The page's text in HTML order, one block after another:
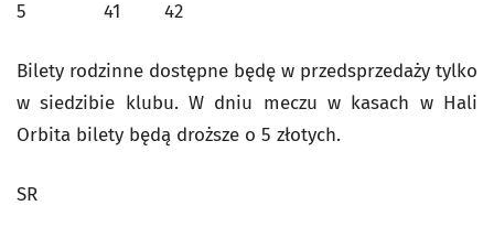
5 41 42
Bilety rodzinne dostępne będę w przedsprzedaży tylko
w siedzibie klubu. W dniu meczu w kasach w Hali
Orbita bilety będą droższe o 5 złotych.
SR